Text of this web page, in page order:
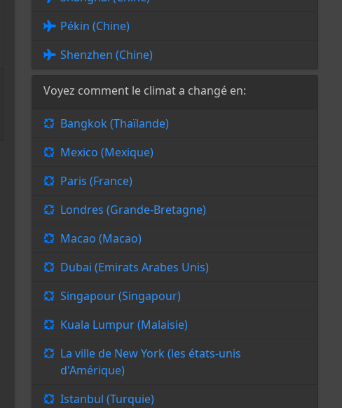
Pékin (Chine)
Shenzhen (Chine)
Voyez comment le climat a changé en:
Bangkok (Thaïlande)
Mexico (Mexique)
Paris (France)
Londres (Grande-Bretagne)
Macao (Macao)
Dubai (Emirats Arabes Unis)
Singapour (Singapour)
Kuala Lumpur (Malaisie)
La ville de New York (les états-unis
d'Amérique)
Istanbul (Turquie)